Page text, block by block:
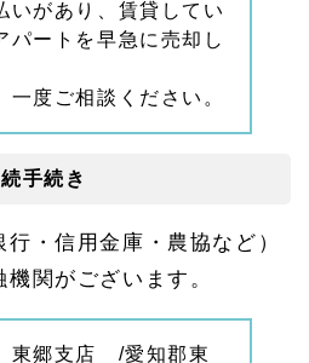
いがあり、賃貸してい
パートを早急に売却し
一度ご相談ください。
手続き
・信用金庫・農協など）
関がございます。
東郷支店 /愛知郡東